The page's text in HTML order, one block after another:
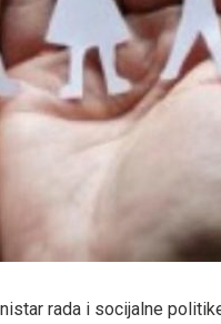
rada i socijalne